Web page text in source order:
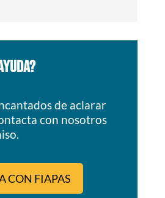
de aclarar
con nosotros
CON FIAPAS